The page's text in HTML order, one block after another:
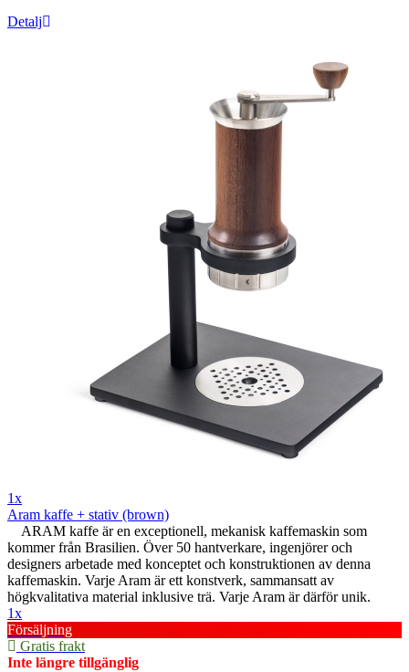
Detalj
1x
Aram kaffe + stativ (brown)
ARAM kaffe är en exceptionell, mekanisk kaffemaskin som
kommer från Brasilien. Över 50 hantverkare, ingenjörer och
designers arbetade med konceptet och konstruktionen av denna
kaffemaskin. Varje Aram är ett konstverk, sammansatt av
högkvalitativa material inklusive trä. Varje Aram är därför unik.
1x
Försäljning
Gratis frakt
Inte längre tillgänglig